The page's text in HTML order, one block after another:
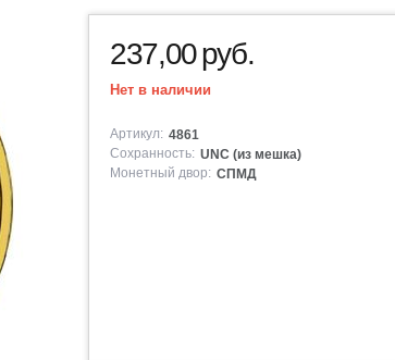
237,00руб.
Нет в наличии
Артикул: 4861
Сохранность: UNC (из мешка)
Монетный двор: СПМД